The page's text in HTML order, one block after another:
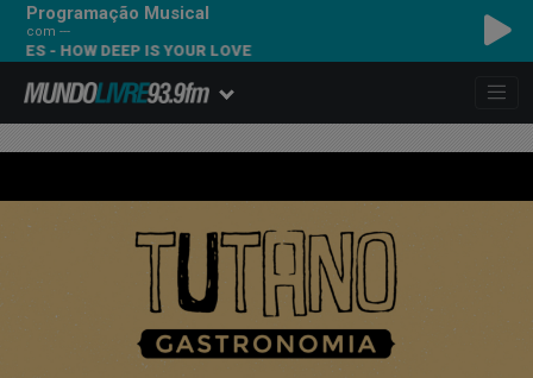
Programação Musical
com ---
- HOW DEEP IS YOUR LOVE